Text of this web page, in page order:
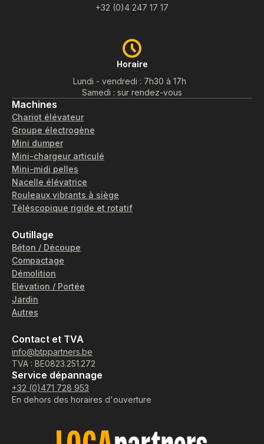
+32 (0)4 247 17 17
Horaire
Lundi - vendredi : 7h30 à 17h
Samedi : sur rendez-vous
Machines
Chariot élévateur
Groupe électrogène
Mini dumper
Mini-chargeur articulé
Mini-midi pelles
Nacelle élévatrice
Rouleaux vibrants à siège
Téléscopique rigide et rotatif
Outillage
Béton / Découpe
Compactage
Démolition
Elévation / Portée
Jardin
Autres
Contact et TVA
info@btppartners.be
TVA : BE0823.251.272
Service dépannage
+32 (0)471 728 953
En dehors des horaires d'ouverture